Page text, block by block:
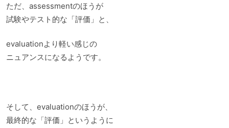
ただ、assessmentのほうが
試験やテスト的な「評価」と、
evaluationより軽い感じの
ニュアンスになるようです。
そして、evaluationのほうが、
最終的な「評価」というように